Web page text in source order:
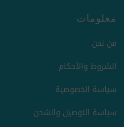
معلومات
من نحن
الشروط والأحكام
سياسة الخصوصية
سياسة التوصيل والشحن